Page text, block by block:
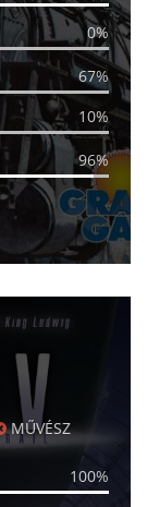
0%
67%
10%
96%
MŰVÉSZ
100%